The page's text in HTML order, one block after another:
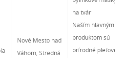
Nové Mesto nad
Váhom, Stredná
na tvár
Naším hlavným
produktom sú
prírodné pleťové